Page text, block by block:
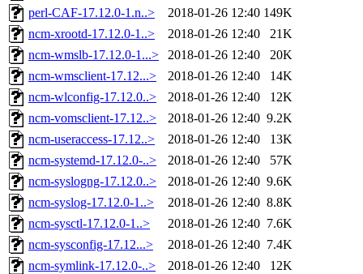
perl-CAF-17.12.0-1.n..>
2018-01-26 12:40 149K
ncm-xrootd-17.12.0-1..>
2018-01-26 12:40
21K
ncm-wmslb-17.12.0-1...>
2018-01-26 12:40
20K
ncm-wmsclient-17.12...>
2018-01-26 12:40
14K
ncm-wlconfig-17.12.0..>
2018-01-26 12:40
12K
ncm-vomsclient-17.12..>
2018-01-26 12:40 9.2K
ncm-useraccess-17.12..>
2018-01-26 12:40
13K
ncm-systemd-17.12.0-..>
2018-01-26 12:40
57K
ncm-syslogng-17.12.0..>
2018-01-26 12:40 9.6K
ncm-syslog-17.12.0-1..>
2018-01-26 12:40 8.8K
ncm-sysctl-17.12.0-1..>
2018-01-26 12:40 7.6K
ncm-sysconfig-17.12...>
2018-01-26 12:40 7.4K
ncm-symlink-17.12.0-..>
2018-01-26 12:40
12K